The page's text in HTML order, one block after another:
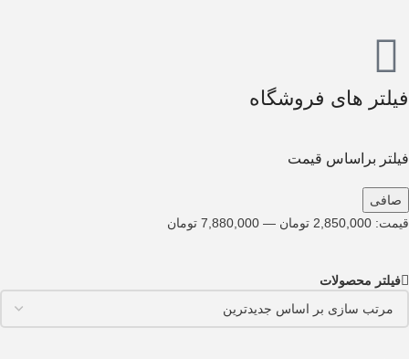
فیلتر های فروشگاه
فیلتر براساس قیمت
صافی
قيمت: 2,850,000 تومان — 7,880,000 تومان
فیلتر محصولات